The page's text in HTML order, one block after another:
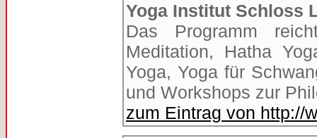
Yoga Institut Schloss
Das Programm
Meditation, Hatha
Yoga, Yoga für
und Workshops zur
zum Eintrag von http://